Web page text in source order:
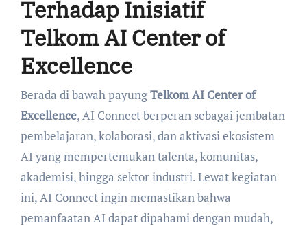
Terhadap Inisiatif
Telkom AI Center of
Excellence
Berada di bawah payungTelkom AI Center of
Excellence, AI Connect berperan sebagai jembatan
pembelajaran, kolaborasi, dan aktivasi ekosistem
AI yang mempertemukan talenta, komunitas,
akademisi, hingga sektor industri. Lewat kegiatan
ini, AI Connect ingin memastikan bahwa
pemanfaatan AI dapat dipahami dengan mudah,